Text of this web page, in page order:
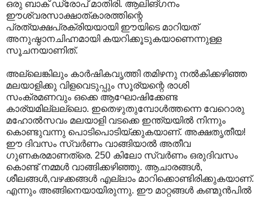
ഒരു ബാക് ഡ്രോപ്‌ മാതിരി. ആലിങ്ഗനം
ഈശ്വരസാക്ഷാത്കാരത്തിന്റെ
പ്രത്യക്ഷപ്രക്രിയയായി ഈയിടെ മാറിയത്‌
അനുഷ്ഠാനചിഹ്നമായി കയറിക്കൂടുകയാണെന്നുള്ള
സൂചനയാണിത്‌.
അല്ലെങ്കിലും കാര്‍ഷികവൃത്തി തമിഴനു നല്‍കിക്കഴിഞ്ഞ
മലയാളിക്കു വിളവെടുപ്പും സൂര്യന്റെ രാശി
സംക്രമണവും ഒക്കെ ആഘോഷിക്കേണ്ട
കാര്യമില്ലല്ലൊ. ഇതെഴുതുമ്പോള്‍ത്തന്നെ വേറൊരു
മഹോല്‍സവം മലയാളി വടക്കെ ഇന്ത്യയില്‍ നിന്നും
കൊണ്ടുവന്നു പൊടിപൊടിയ്ക്കുകയാണ്‌. അക്ഷതൃതീയ!
ഈ ദിവസം സ്വര്‍ണം വാങ്ങിയാല്‍ അതീവ
ഗുണകരമാണത്രെ. 250 കിലോ സ്വര്‍ണം ഒരുദിവസം
കൊണ്ട്‌ നമ്മള്‍ വാങ്ങിക്കഴിഞ്ഞു. ആചാരങ്ങള്‍,
ശീലങ്ങള്‍,വഴക്കങ്ങള്‍ എല്ലാം മാറിക്കൊണ്ടിരിക്കുകയാണ്‌.
എന്നും അങ്ങിനെയായിരുന്നു. ഈ മാറ്റങ്ങള്‍ കണ്മുന്‍പില്‍